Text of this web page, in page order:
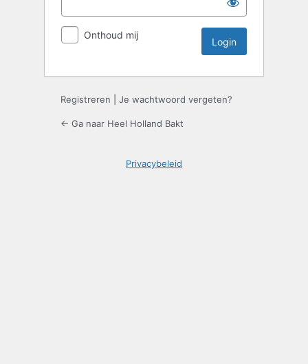
Onthoud mij
Registreren Je wachtwoord vergeten?
← Ga naar Heel Holland Bakt
Privacybeleid